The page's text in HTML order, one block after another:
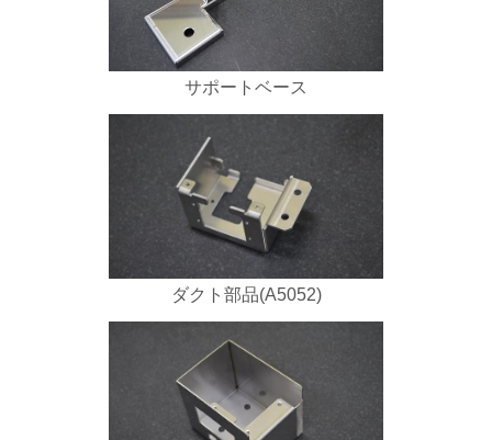
サポートベース
ダクト部品(A5052)